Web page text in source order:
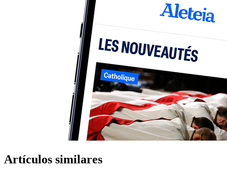
Artículos similares